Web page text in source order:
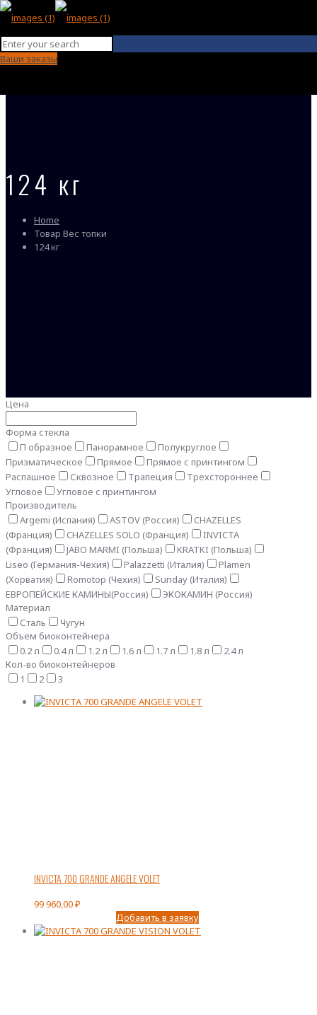
Ваши заказы
124 кг
Home
Товар Вес топки
124 кг
Цена
Форма стекла
П образное
Панорамное
Полукруглое
Призматическое
Прямое
Прямое с принтингом
Распашное
Сквозное Трапеция
Трехстороннее
Угловое
Угловое с принтингом
Производитель
Argemi (Испания)
ASTOV (Россия)
CHAZELLES
(Франция)
CHAZELLES SOLO (Франция)
INVICTA
(Франция)
JABO MARMI (Польша)
KRATKI (Польша)
Liseo (Германия-Чехия)
Palazzetti (Италия)
Plamen
(Хорватия)
Romotop (Чехия)
Sunday (Италия)
ЕВРОПЕЙСКИЕ КАМИНЫ(Россия)
ЭКОКАМИН (Россия)
Материал
Сталь
Чугун
Объем биоконтейнера
0.2 л
0.4 л 1.2 л 1.6 л 1.7 л 1.8 л
2.4 л
Кол-во биоконтейнеров
1
2 3
INVICTA 700 GRANDE ANGELE VOLET
99 960,00₽
Добавить в заявку